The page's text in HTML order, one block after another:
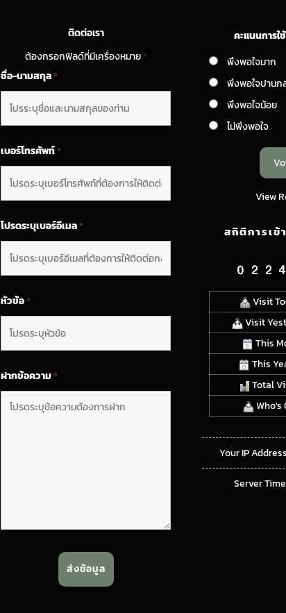
ติดต่อเรา
ต้องกรอกฟิลด์ที่มีเครื่องหมาย*
ชื่อ-นามสกุล*
เบอร์โทรศัพท์*
โปรดระบุเบอร์อีเมล*
หัวข้อ*
ฝากข้อความ*
คะแนนการใ
พึงพอใจมาก
พึงพอใจปานก
พึงพอใจน้อย
ไม่พึงพอใจ
View
สถิติการเข้
Visit
Visit
This
This
Total
Who's
Your IP
Server